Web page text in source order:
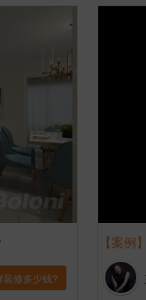
装修多少钱?
【案例